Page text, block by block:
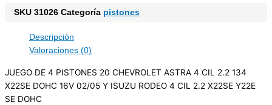
SKU 31026 Categoría pistones
Descripción
Valoraciones (0)
JUEGO DE 4 PISTONES 20 CHEVROLET ASTRA 4 CIL 2.2 134
X22SE DOHC 16V 02/05 Y ISUZU RODEO 4 CIL 2.2 X22SE Y22E
SE DOHC